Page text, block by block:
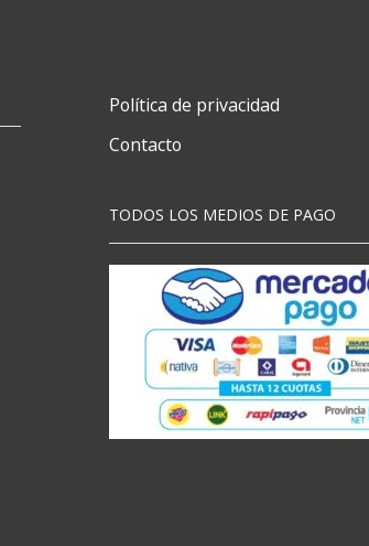
Política de privacidad
Contacto
TODOS LOS MEDIOS DE PAGO